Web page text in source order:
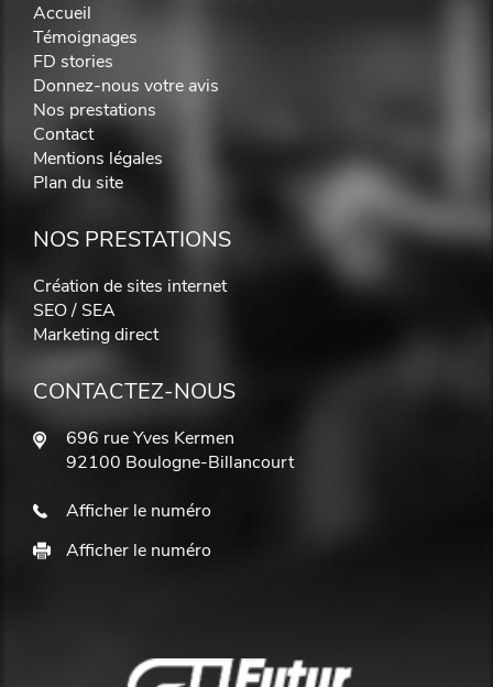
Accueil
Témoignages
FD stories
Donnez-nous votre avis
Nos prestations
Contact
Mentions légales
Plan du site
NOS PRESTATIONS
Création de sites internet
SEO / SEA
Marketing direct
CONTACTEZ-NOUS
696 rue Yves Kermen
92100 Boulogne-Billancourt
Afficher le numéro
Afficher le numéro